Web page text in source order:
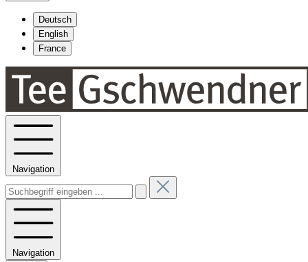
Deutsch
English
France
Navigation
Navigation